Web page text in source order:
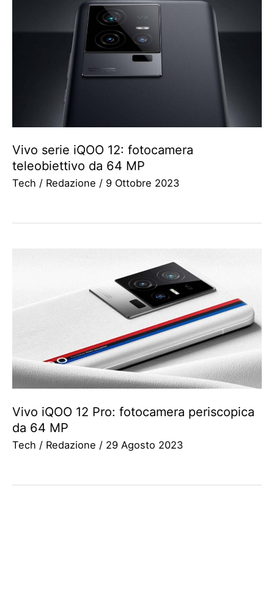
Vivo serie iQOO 12: fotocamera
teleobiettivo da 64 MP
Tech / Redazione / 9 Ottobre 2023
Vivo iQOO 12 Pro: fotocamera periscopica
da 64 MP
Tech / Redazione / 29 Agosto 2023